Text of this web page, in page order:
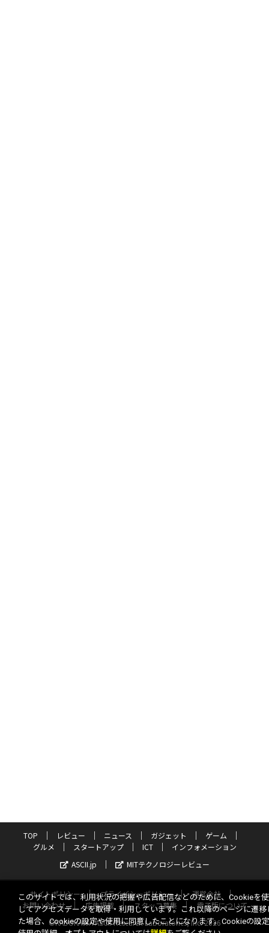
TOP レビュー ニュース ガジェット
ゲーム
グルメ
スタートアップ ICT
インフォメーション
ASCII.jp
MITテクノロジーレビュー
サイトポリシー プライバシーポリシー
運営会社
お問い合わせ
広告掲載 スタッフ募集
電子版について
©KADOKAWA ASCII Research Laboratories, Inc. 2026
このサイトでは、利用状況の把握や広告配信などのために、Cookieを
してアクセスデータを取得・利用しています。これ以降のページに遷移
た場合、Cookieの設定や使用に同意したことになります。Cookieの設